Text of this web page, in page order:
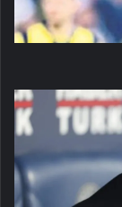
Tekke’den
hakemlere
sert
sözler